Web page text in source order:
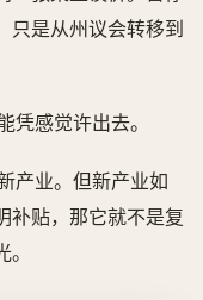
只是从州议会转移到
感觉许出去。
产业。但新产业如
补贴，那它就不是复